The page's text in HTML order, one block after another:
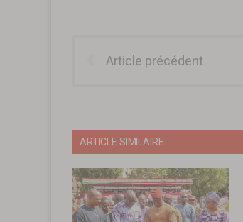
Article précédent
ARTICLE SIMILAIRE